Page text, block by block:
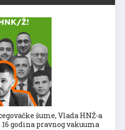
šume, Vlada HNŽ-a
godina pravnog vakuuma